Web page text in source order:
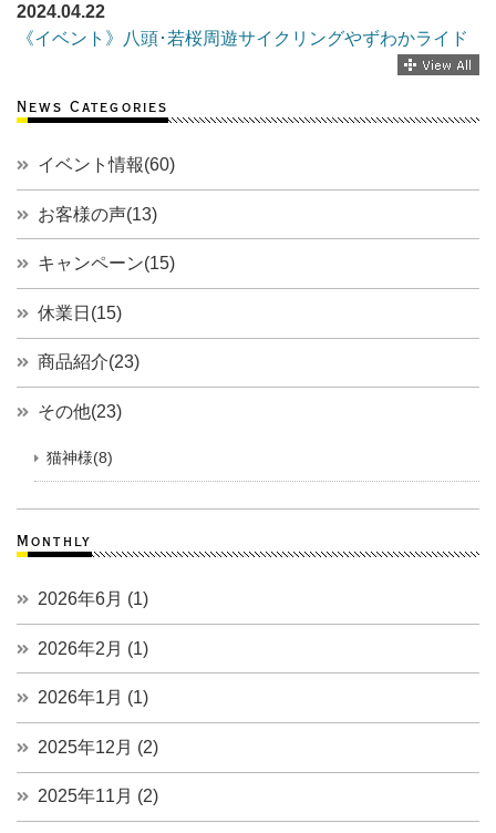
2024.04.22
《イベント》八頭･若桜周遊サイクリングやずわかライド
News Categories
イベント情報(60)
お客様の声(13)
キャンペーン(15)
休業日(15)
商品紹介(23)
その他(23)
猫神様(8)
Monthly
2026年6月 (1)
2026年2月 (1)
2026年1月 (1)
2025年12月 (2)
2025年11月 (2)